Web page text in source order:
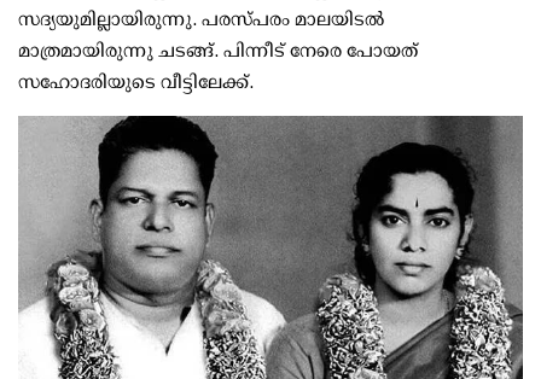
സദ്യയുമില്ലായിരുന്നു. പരസ്പരം മാലയിടല്‍
മാത്രമായിരുന്നു ചടങ്ങ്. പിന്നീട് നേരെ പോയത്
സഹോദരിയുടെ വീട്ടിലേക്ക്.